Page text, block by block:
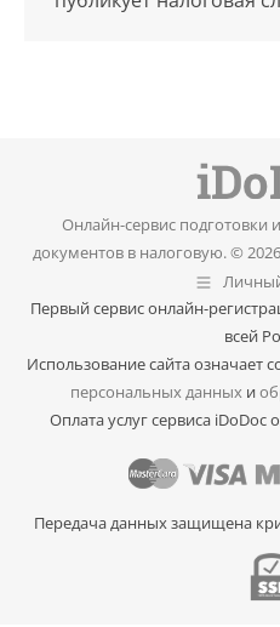
Онлайн-сервис подготовки
документов в налоговую. ©
Первый сервис онлайн-
всей
Использование сайта означает
персональных данных и
Оплата услуг сервиса iDoDoc
Передача данных защищена